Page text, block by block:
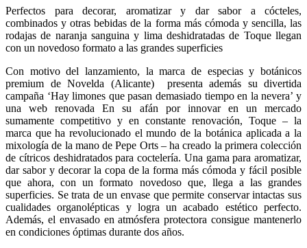
Perfectos para decorar, aromatizar y dar sabor a cócteles,
combinados y otras bebidas de la forma más cómoda y sencilla, las
rodajas de naranja sanguina y lima deshidratadas de Toque llegan
con un novedoso formato a las grandes superficies
Con motivo del lanzamiento, la marca de especias y botánicos
premium de Novelda (Alicante)
presenta además su divertida
campaña ‘Hay limones que pasan demasiado tiempo en la nevera’ y
una web renovada En su afán por innovar en un mercado
sumamente competitivo y en constante renovación, Toque – la
marca que ha revolucionado el mundo de la botánica aplicada a la
mixología de la mano de Pepe Orts – ha creado la primera colección
de cítricos deshidratados para coctelería. Una gama para aromatizar,
dar sabor y decorar la copa de la forma más cómoda y fácil posible
que ahora, con un formato novedoso que, llega a las grandes
superficies. Se trata de un envase que permite conservar intactas sus
cualidades organolépticas y logra un acabado estético perfecto.
Además, el envasado en atmósfera protectora consigue mantenerlo
en condiciones óptimas durante dos años.